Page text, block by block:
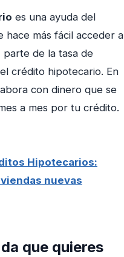
es una ayuda del
hace más fácil acceder a
parte de la tasa de
crédito hipotecario. En
con dinero que se
a mes por tu crédito.
Hipotecarios:
nuevas
que quieres